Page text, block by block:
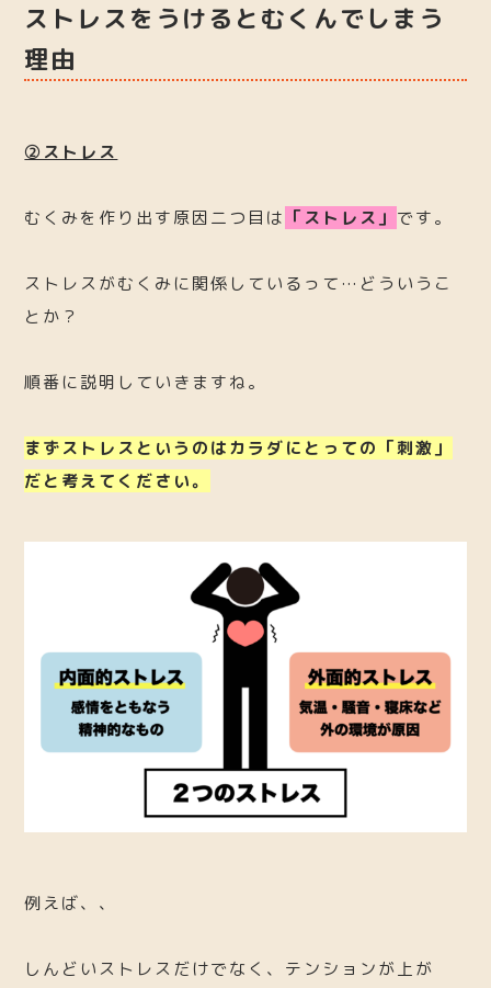
ストレスをうけるとむくんでしまう
理由
②ストレス
むくみを作り出す原因二つ目は 「ストレス」 です。
ストレスがむくみに関係しているって…どういうこ
とか？
順番に説明していきますね。
まずストレスというのはカラダにとっての「刺激」
だと考えてください。
例えば、、
しんどいストレスだけでなく、テンションが上が